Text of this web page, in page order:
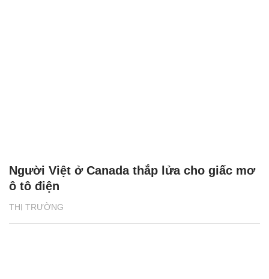
THỊ TRƯỜNG
Người Việt ở Canada thắp lửa cho giấc mơ
ô tô điện